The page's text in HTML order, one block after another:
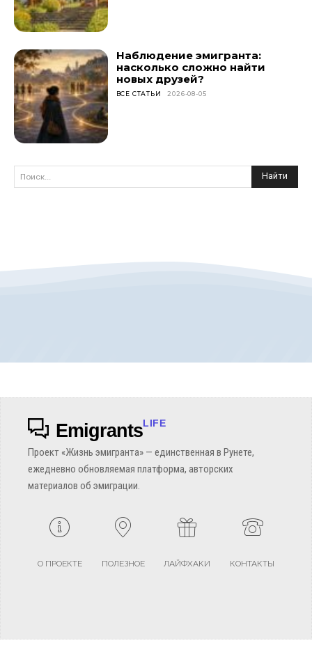
Наблюдение эмигранта:
насколько сложно найти
новых друзей?
ВСЕ СТАТЬИ 2026-08-05
Поиск... Найти
EmigrantsLIFE
Проект «Жизнь эмигранта» — единственная в Рунете,
ежедневно обновляемая платформа, авторских
материалов об эмиграции.
О ПРОЕКТЕ ПОЛЕЗНОЕ ЛАЙФХАКИ КОНТАКТЫ